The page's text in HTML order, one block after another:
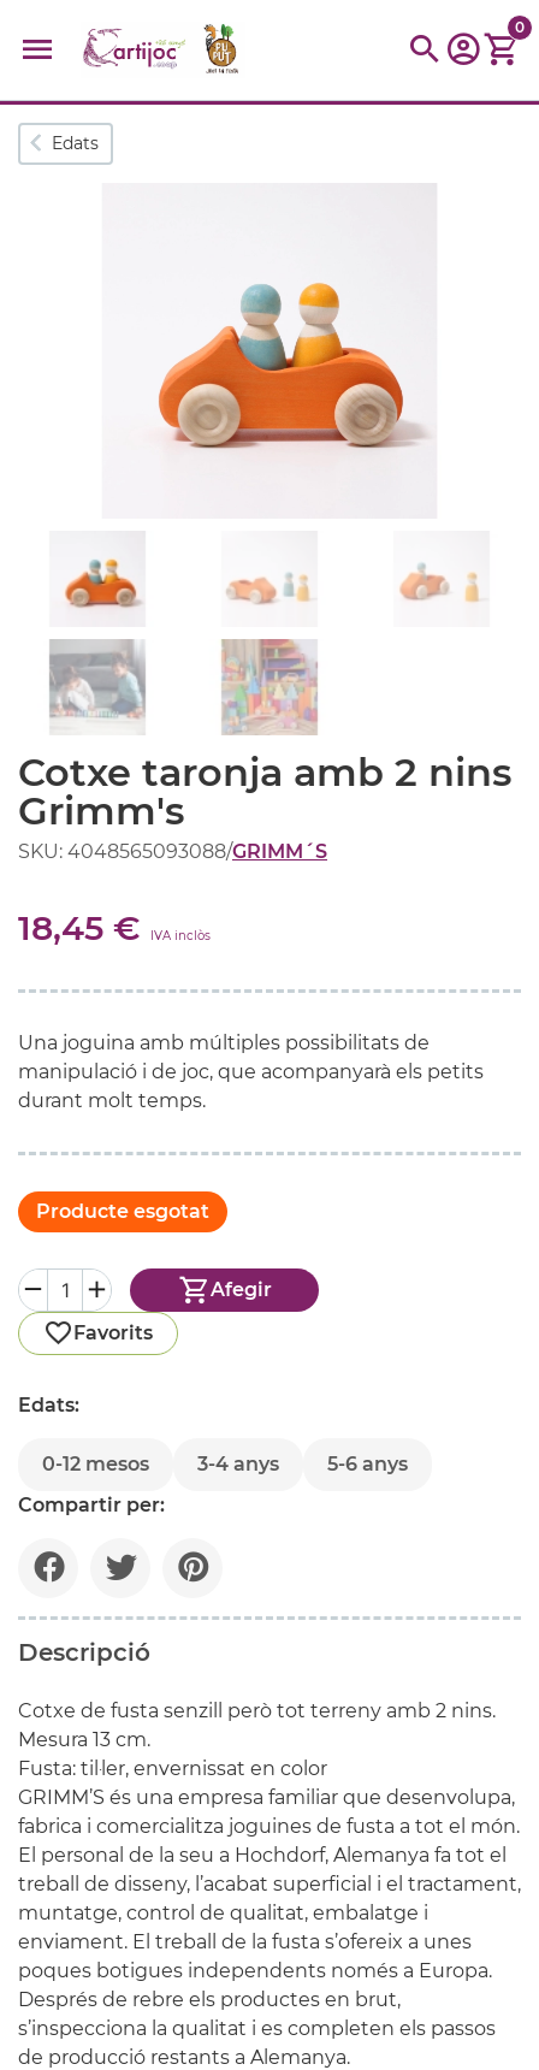
Cerques populars
cotxe
0
Edats
Cotxe taronja amb 2 nins
Grimm's
SKU: 4048565093088/GRIMM´S
18,45 € IVA inclòs
Una joguina amb múltiples possibilitats de
manipulació i de joc, que acompanyarà els petits
durant molt temps.
Producte esgotat
Afegir
Favorits
Edats:
0-12 mesos 3-4 anys
5-6 anys
Compartir per:
Descripció
Cotxe de fusta senzill però tot terreny amb 2 nins.
Mesura 13 cm.
Fusta: til·ler, envernissat en color
GRIMM’S és una empresa familiar que desenvolupa,
fabrica i comercialitza joguines de fusta a tot el món.
El personal de la seu a Hochdorf, Alemanya fa tot el
treball de disseny, l’acabat superficial i el tractament,
muntatge, control de qualitat, embalatge i
enviament. El treball de la fusta s’ofereix a unes
poques botigues independents només a Europa.
Després de rebre els productes en brut,
s’inspecciona la qualitat i es completen els passos
de producció restants a Alemanya.